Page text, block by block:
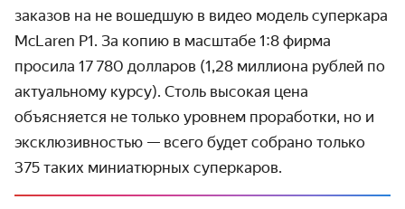
заказов на не вошедшую в видео модель суперкара
McLaren P1. За копию в масштабе 1:8 фирма
просила 17 780 долларов (1,28 миллиона рублей по
актуальному курсу). Столь высокая цена
объясняется не только уровнем проработки, но и
эксклюзивностью — всего будет собрано только
375 таких миниатюрных суперкаров.